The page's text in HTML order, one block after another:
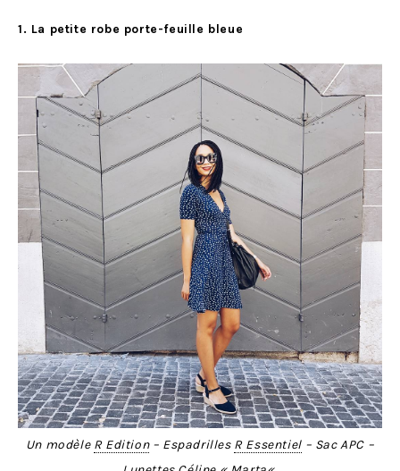
1. La petite robe porte-feuille bleue
Un modèle R Edition– Espadrilles R Essentiel– Sac APC –